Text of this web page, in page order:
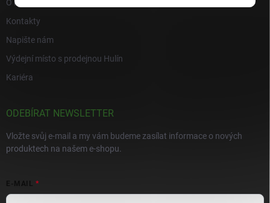
O nás
Kontakty
Napište nám
Výdejní místo s prodejnou Hulín
Kariéra
ODEBÍRAT NEWSLETTER
Vložte svůj e-mail a my vám budeme zasílat informace o nových
produktech na našem e-shopu.